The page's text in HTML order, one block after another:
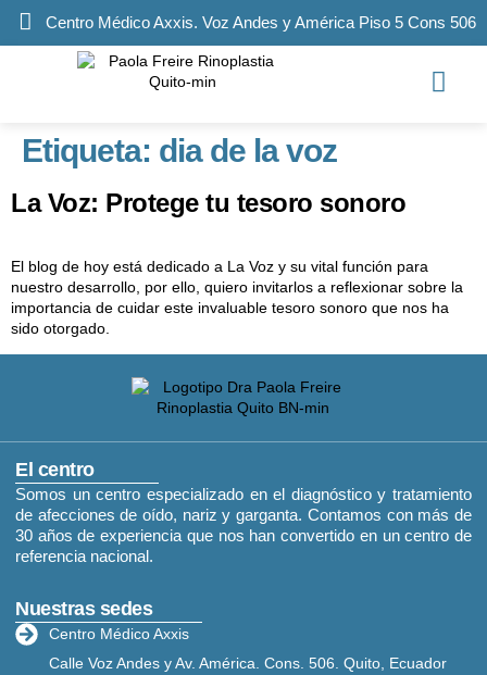
Centro Médico Axxis. Voz Andes y América Piso 5 Cons 506
Etiqueta: dia de la voz
La Voz: Protege tu tesoro sonoro
El blog de hoy está dedicado a La Voz y su vital función para
nuestro desarrollo, por ello, quiero invitarlos a reflexionar sobre la
importancia de cuidar este invaluable tesoro sonoro que nos ha
sido otorgado.
El centro
Somos un centro especializado en el diagnóstico y tratamiento
de afecciones de oído, nariz y garganta. Contamos con más de
30 años de experiencia que nos han convertido en un centro de
referencia nacional.
Nuestras sedes
Centro Médico Axxis
Calle Voz Andes y Av. América. Cons. 506. Quito, Ecuador